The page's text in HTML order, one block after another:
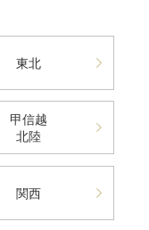
東北
甲信越
北陸
関西